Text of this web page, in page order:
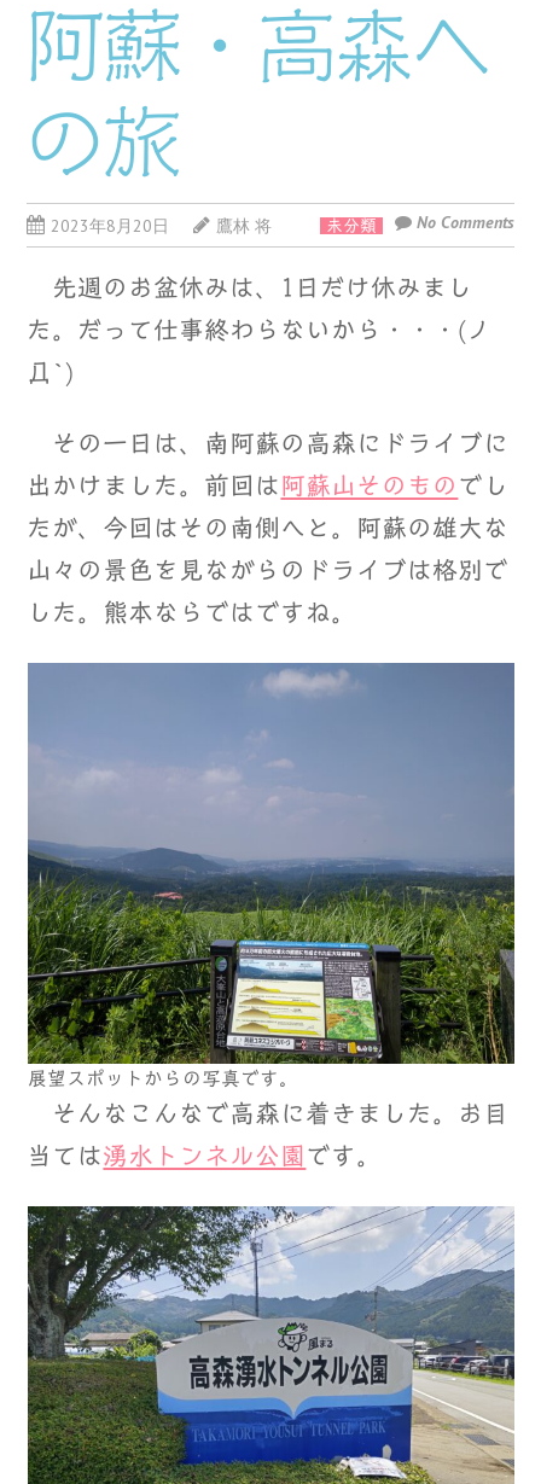
阿蘇・高森へ
の旅
2023年8月20日 鷹林 将 未分類 No Comments
先週のお盆休みは、1日だけ休みまし
た。だって仕事終わらないから・・・(ノ
Д`)
その一日は、南阿蘇の高森にドライブに
出かけました。前回は 阿蘇山そのもの でし
たが、今回はその南側へと。阿蘇の雄大な
山々の景色を見ながらのドライブは格別で
した。熊本ならではですね。
展望スポットからの写真です。
そんなこんなで高森に着きました。お目
当ては湧水トンネル公園 です。